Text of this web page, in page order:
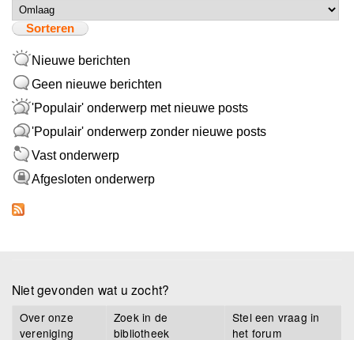
Sorteren
Nieuwe berichten
Geen nieuwe berichten
'Populair' onderwerp met nieuwe posts
'Populair' onderwerp zonder nieuwe posts
Vast onderwerp
Afgesloten onderwerp
Niet gevonden wat u zocht?
Over onze
vereniging
Zoek in de
bibliotheek
Stel een vraag in
het forum